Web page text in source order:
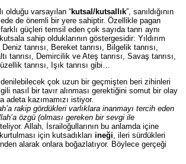
olduğu varsayılan “kutsal/kutsallık”, sanıldığının
de önemli bir yere sahiptir. Özellikle pagan
güçleri temsil eden çok sayıda tanrı aynı
sahip olduklarının göstergesidir: Yıldırım
tanrısı, Bereket tanrısı, Bilgelik tanrısı,
tanrısı, Demircilik ve Ateş tanrısı, Savaş tanrısı,
tanrısı, Işık tanrısı gibi…
çok uzun bir geçmişten beri zihinleri
nasıl bir tavır alınması gerektiğini somut bir olay
adeta kazımamızı istiyor.
rakip gördükleri varlıklara inanmayı tercih eden
özgü (olması gereken bir sevgi ile
Allah, İsrailoğullarının bu anlamda içine
için kutsadıkları ineği , ileri sürdükleri
alarak onlara boğazlatıyor. Böylece gerçeği